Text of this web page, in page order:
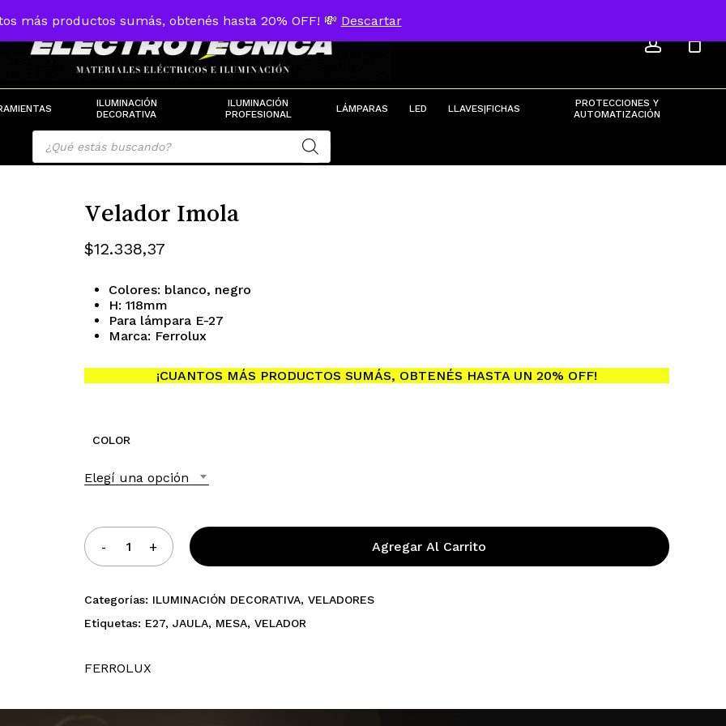
más productos sumás, obtenés hasta 20% OFF! 💸 Descartar
ILUMINACIÓN
DECORATIVA
ILUMINACIÓN
PROFESIONAL
LÁMPARAS LED LLAVES|FICHAS
PROTECCIONES Y
AUTOMATIZACIÓN
Cart Cart
Products
search
Velador Imola
$12.338,37
Colores: blanco, negro
H: 118mm
Para lámpara E-27
Marca: Ferrolux
¡CUANTOS MÁS PRODUCTOS SUMÁS, OBTENÉS HASTA UN 20% OFF!
COLOR
Elegí una opción
Agregar Al Carrito
Categorías: ILUMINACIÓN DECORATIVA, VELADORES
Etiquetas: E27, JAULA, MESA, VELADOR
FERROLUX